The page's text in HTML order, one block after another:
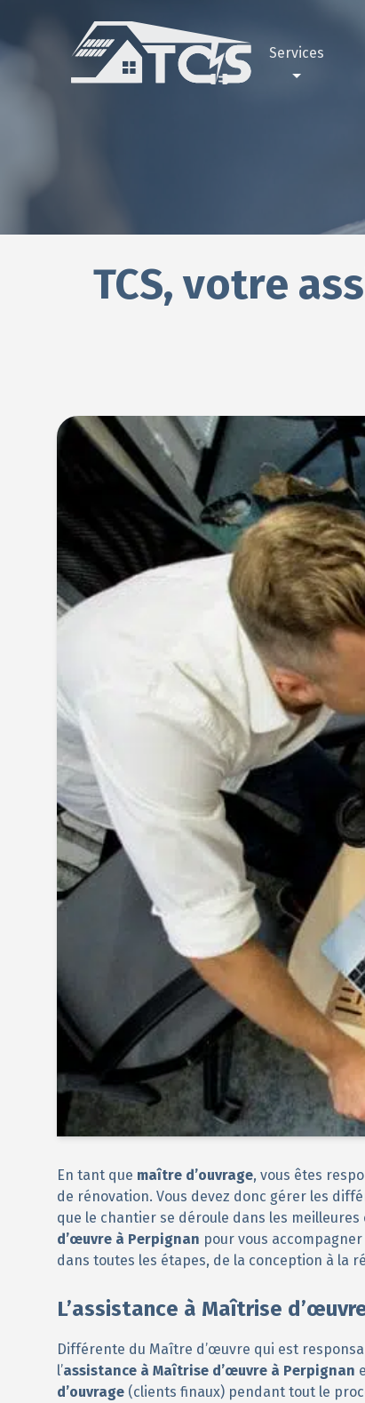
Services
Plomberie
Plâtrerie
Isolation
Revêtement de sol
Menuiserie
Panneaux
TCS, votre
En tant que maître d’ouvrage, vous êtes
de rénovation. Vous devez donc gérer les
que le chantier se déroule dans les meilleures
d’œuvre à Perpignan pour vous
dans toutes les étapes, de la conception à la
L’assistance à Maîtrise
Différente du Maître d’œuvre qui est
l’assistance à Maîtrise d’œuvre à Perpignan
d’ouvrage (clients finaux) pendant tout le